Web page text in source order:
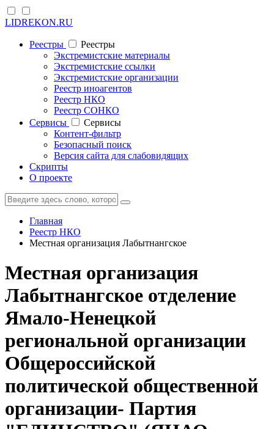
LIDREKON.RU
Реестры
Реестры
Экстремистские материалы
Экстремистские ссылки
Экстремистские организации
Реестр иноагентов
Реестр НКО
Реестр СОНКО
Cервисы
Cервисы
Контент-фильтр
Безопасный поиск
Версия сайта для слабовидящих
Скрипты
О проекте
Главная
Реестр НКО
Местная организация Лабытнангское
Местная организация
Лабытнангское отделение
Ямало-Ненецкой
региональной организации
Общероссийской
политической общественной
организации- Партия